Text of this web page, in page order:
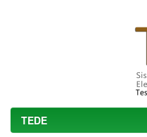
TEDE